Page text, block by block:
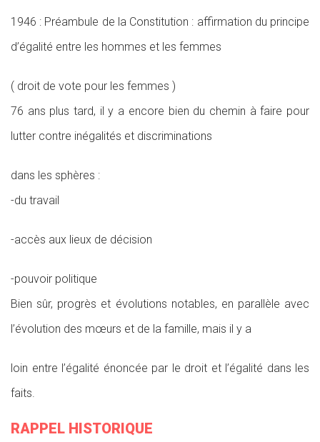
1946 : Préambule de la Constitution : affirmation du principe
d’égalité entre les hommes et les femmes
( droit de vote pour les femmes )
76 ans plus tard, il y a encore bien du chemin à faire pour
lutter contre inégalités et discriminations
dans les sphères :
-du travail
-accès aux lieux de décision
-pouvoir politique
Bien sûr, progrès et évolutions notables, en parallèle avec
l’évolution des mœurs et de la famille, mais il y a
loin entre l’égalité énoncée par le droit et l’égalité dans les
faits.
RAPPEL HISTORIQUE